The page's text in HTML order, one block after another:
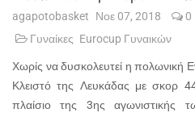
agapotobasket Νοε 07, 2018
0
Γυναίκες Eurocup Γυναικών
Χωρίς να δυσκολευτεί η πολωνική
Κλειστό της Λευκάδας με σκορ
πλαίσιο της 3ης αγωνιστικής